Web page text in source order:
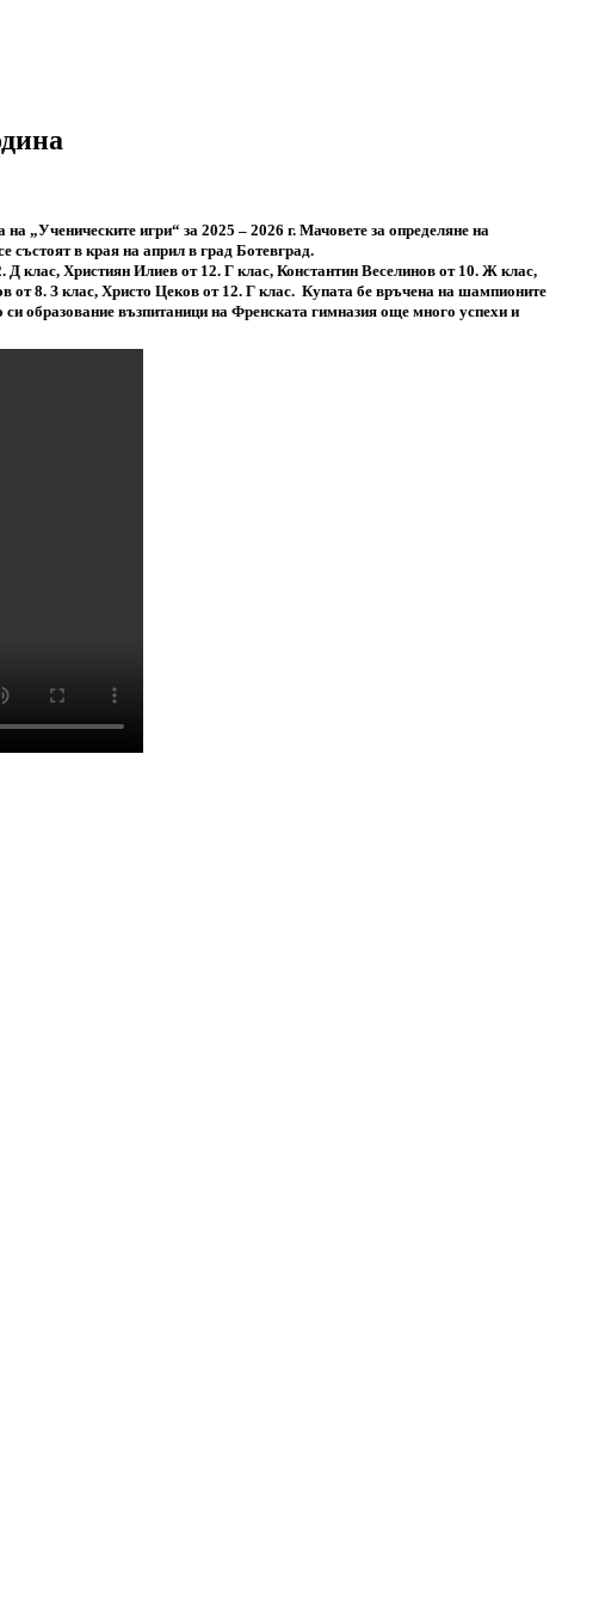
„Ученическите игри“ за 2025 – 2026 г. Мачовете за определяне на
в края на април в град Ботевград.
клас, Християн Илиев от 12. Г клас, Константин Веселинов от 10. Ж клас,
8. З клас, Христо Цеков от 12. Г клас. Купата бе връчена на шампионите
образование възпитаници на Френската гимназия още много успехи и